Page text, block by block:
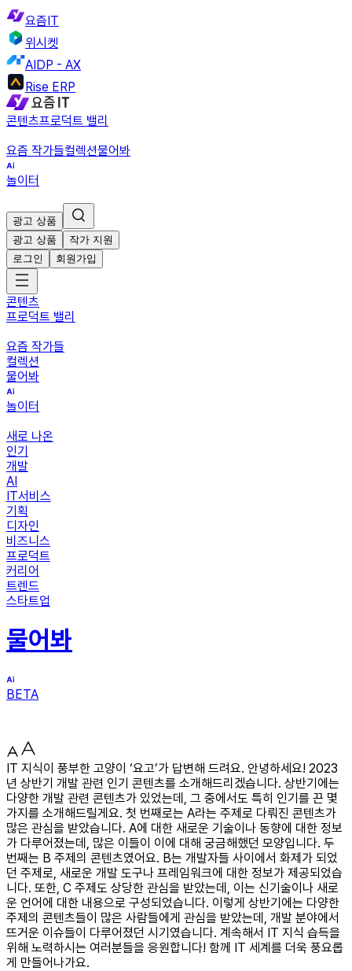
요즘IT
위시켓
AIDP - AX
Rise ERP
콘텐츠프로덕트 밸리
요즘 작가들컬렉션물어봐
놀이터
광고 상품
광고 상품
작가 지원
로그인
회원가입
콘텐츠
프로덕트 밸리
요즘 작가들
컬렉션
물어봐
놀이터
새로 나온
인기
개발
AI
IT서비스
기획
디자인
비즈니스
프로덕트
커리어
트렌드
스타트업
물어봐
BETA
IT 지식이 풍부한 고양이 ‘요고’가 답변해 드려요. 안녕하세요! 2023
년 상반기 개발 관련 인기 콘텐츠를 소개해드리겠습니다. 상반기에는
다양한 개발 관련 콘텐츠가 있었는데, 그 중에서도 특히 인기를 끈 몇
가지를 소개해드릴게요. 첫 번째로는 A라는 주제로 다뤄진 콘텐츠가
많은 관심을 받았습니다. A에 대한 새로운 기술이나 동향에 대한 정보
가 다루어졌는데, 많은 이들이 이에 대해 궁금해했던 모양입니다. 두
번째는 B 주제의 콘텐츠였어요. B는 개발자들 사이에서 화제가 되었
던 주제로, 새로운 개발 도구나 프레임워크에 대한 정보가 제공되었습
니다. 또한, C 주제도 상당한 관심을 받았는데, 이는 신기술이나 새로
운 언어에 대한 내용으로 구성되었습니다. 이렇게 상반기에는 다양한
주제의 콘텐츠들이 많은 사람들에게 관심을 받았는데, 개발 분야에서
뜨거운 이슈들이 다루어졌던 시기였습니다. 계속해서 IT 지식 습득을
위해 노력하시는 여러분들을 응원합니다! 함께 IT 세계를 더욱 풍요롭
게 만들어나가요.